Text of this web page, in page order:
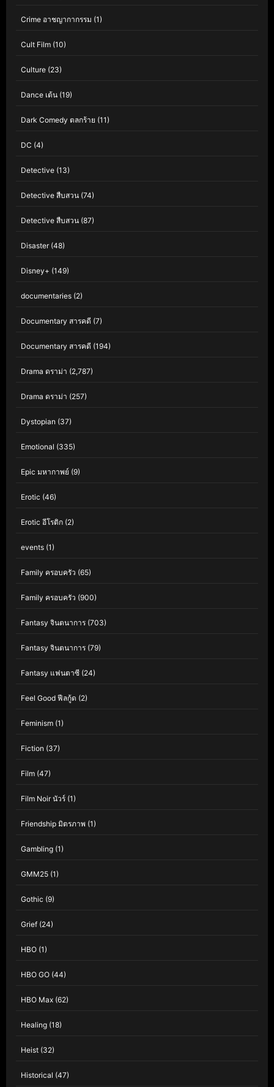
Crime อาชญากากรรม (1)
Cult Film (10)
Culture (23)
Dance เต้น (19)
Dark Comedy ตลกร้าย (11)
DC (4)
Detective (13)
Detective สืบสวน (74)
Detective สืบสวน (87)
Disaster(48)
Disney+ (149)
documentaries (2)
Documentary สารคดี (7)
Documentary สารคดี (194)
Drama ดราม่า (2,787)
Drama ดราม่า (257)
Dystopian (37)
Emotional (335)
Epic มหากาพย์ (9)
Erotic (46)
Erotic อีโรติก (2)
events (1)
Family ครอบครัว (65)
Family ครอบครัว (900)
Fantasy จินตนาการ (703)
Fantasy จินตนาการ (79)
Fantasy แฟนตาซี (24)
Feel Good ฟีลกู้ด (2)
Feminism (1)
Fiction (37)
Film (47)
Film Noir นัวร์ (1)
Friendship มิตรภาพ (1)
Gambling (1)
GMM25 (1)
Gothic (9)
Grief (24)
HBO (1)
HBO GO (44)
HBO Max (62)
Healing (18)
Heist (32)
Historical (47)